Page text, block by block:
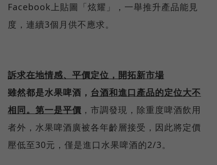
Facebook上貼圖「炫耀」，一舉推升產品能見
度，連續3個月供不應求。
訴求在地情感、平價定位，開拓新市場
雖然都是水果啤酒， 台酒和進口產品的定位大不
相同。第一是平價 ，市調發現，除重度啤酒飲用
者外，水果啤酒廣被各年齡層接受，因此將定價
壓低至30元，僅是進口水果啤酒的2/3。